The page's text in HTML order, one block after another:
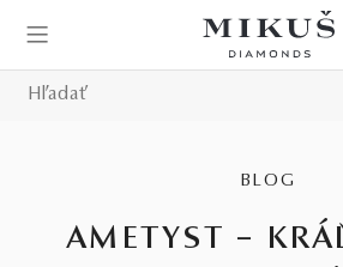
BLOG
AMETYST –